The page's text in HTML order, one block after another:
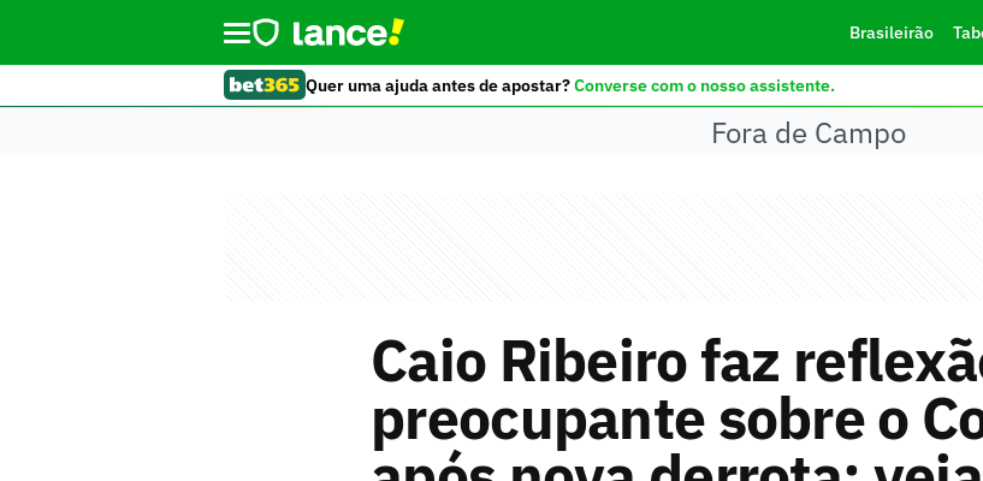
Brasileirão
Quer uma ajuda antes de apostar?Converse com o nosso assistente.
Fora de Campo
Caio Ribeiro faz
preocupante sobre o